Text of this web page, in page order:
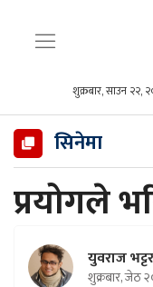
शुक्रबार, साउन २२,
सिनेमा
प्रयोगले
युवराज
शुक्रबार, जेठ